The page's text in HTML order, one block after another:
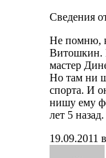
Сведения
Не помню,
Витошкин.
мастер
Но там ни
спорта. И
нишу ему
лет 5
19.09.2011